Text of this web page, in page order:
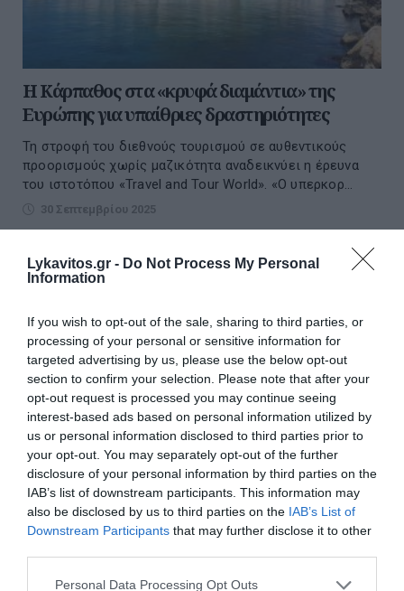
Lykavitos.gr - Do Not Process My Personal
Information
If you wish to opt-out of the sale, sharing to third parties, or
processing of your personal or sensitive information for
targeted advertising by us, please use the below opt-out
section to confirm your selection. Please note that after your
opt-out request is processed you may continue seeing
interest-based ads based on personal information utilized by
us or personal information disclosed to third parties prior to
your opt-out. You may separately opt-out of the further
disclosure of your personal information by third parties on the
IAB’s list of downstream participants. This information may
also be disclosed by us to third parties on the IAB’s List of
Downstream Participants that may further disclose it to other
Please note that this website/app uses one or more Google
Personal Data Processing Opt Outs
Η Κάρπαθος στα «κρυφά διαμάντια» της
Ευρώπης για υπαίθριες δραστηριότητες
Τη στροφή του διεθνούς τουρισμού σε αυθεντικούς
προορισμούς χωρίς μαζικότητα αναδεικνύει η έρευνα
του ιστοτόπου «Travel and Tour World». «Ο υπερκορ...
30 Σεπτεμβρίου 2025
Το Καστελλόριζο
Το Καστελλόριζο ή Μεγίστη είναι νησί των